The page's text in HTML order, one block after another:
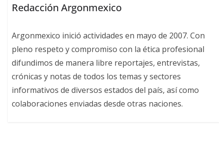
Redacción Argonmexico
Argonmexico inició actividades en mayo de 2007. Con
pleno respeto y compromiso con la ética profesional
difundimos de manera libre reportajes, entrevistas,
crónicas y notas de todos los temas y sectores
informativos de diversos estados del país, así como
colaboraciones enviadas desde otras naciones.